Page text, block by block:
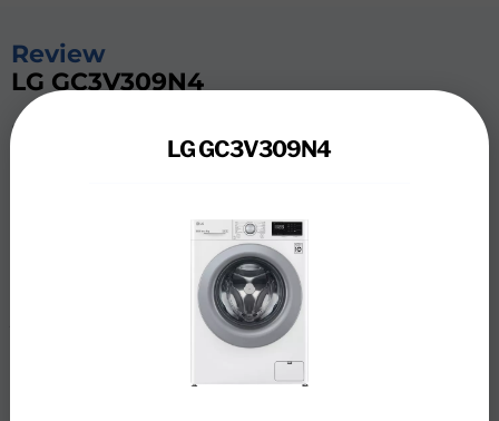
Review
LG GC3V309N4
De LG GC3V309N4 wast energiezuinig grote ladingen
beddengoed en kleding. Dankzij de koolborstelloze
wassen kies je één van de 14 wasprogramma’s. Zo fris je
snel je licht bevuilde kleding op met het Quick 30
programma. Om vlekken extra goed te verwijderen, kies
je voor Stain Care. Deze verhoogt de temperatuur van
het water geleidelijk, waardoor verschillende soorten
vlekken verdwijnen. De wasmachine verzorgt je wasgoed
LG GC3V309N4